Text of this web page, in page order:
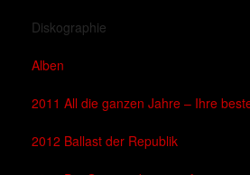
Diskographie
Alben
2011 All die ganzen Jahre – Ihre
2012 Ballast der Republik